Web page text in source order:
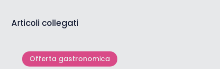
Articoli collegati
Offerta gastronomica